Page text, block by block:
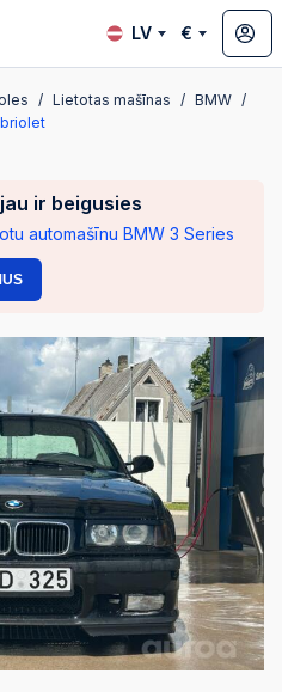
LV €
Lietotas mašīnas
BMW
ir beigusies
automašīnu BMW 3 Series